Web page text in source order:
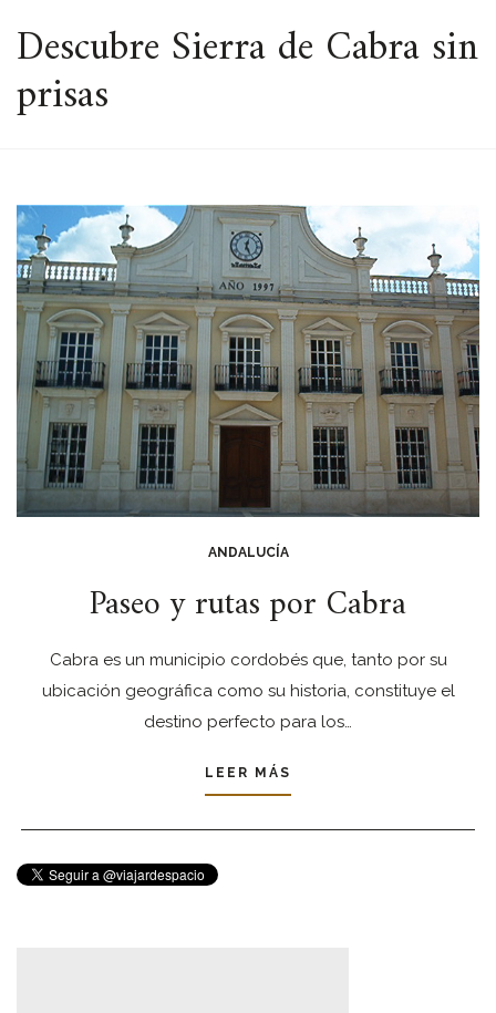
ESPACIO
Descubre Sierra de Cabra sin
prisas
ANDALUCÍA
Paseo y rutas por Cabra
Cabra es un municipio cordobés que, tanto por su
ubicación geográfica como su historia, constituye el
destino perfecto para los…
LEER MÁS